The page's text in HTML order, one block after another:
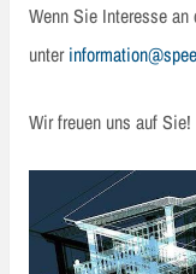
Wenn Sie Interesse
unter
Wir freuen uns auf Sie!